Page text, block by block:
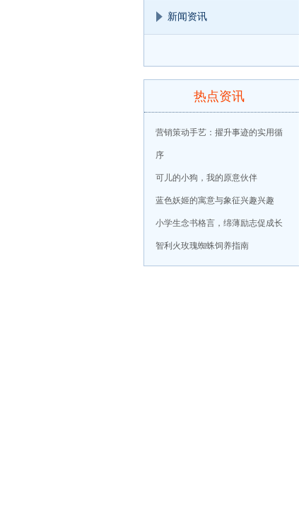
新闻资讯
热点资讯
营销策动手艺：擢升事迹的实用循
序
可儿的小狗，我的原意伙伴
蓝色妖姬的寓意与象征兴趣兴趣
小学生念书格言，绵薄励志促成长
智利火玫瑰蜘蛛饲养指南